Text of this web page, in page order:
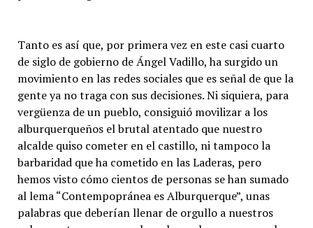
Tanto es así que, por primera vez en este casi cuarto
de siglo de gobierno de Ángel Vadillo, ha surgido un
movimiento en las redes sociales que es señal de que la
gente ya no traga con sus decisiones. Ni siquiera, para
vergüenza de un pueblo, consiguió movilizar a los
alburquerqueños el brutal atentado que nuestro
alcalde quiso cometer en el castillo, ni tampoco la
barbaridad que ha cometido en las Laderas, pero
hemos visto cómo cientos de personas se han sumado
al lema “Contempopránea es Alburquerque”, unas
palabras que deberían llenar de orgullo a nuestros